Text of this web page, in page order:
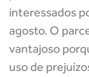
interessados
agosto. O
vantajoso
uso de